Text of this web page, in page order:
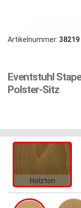
Artikelnummer: 38219
Eventstuhl
Polster-Sitz
Holzton